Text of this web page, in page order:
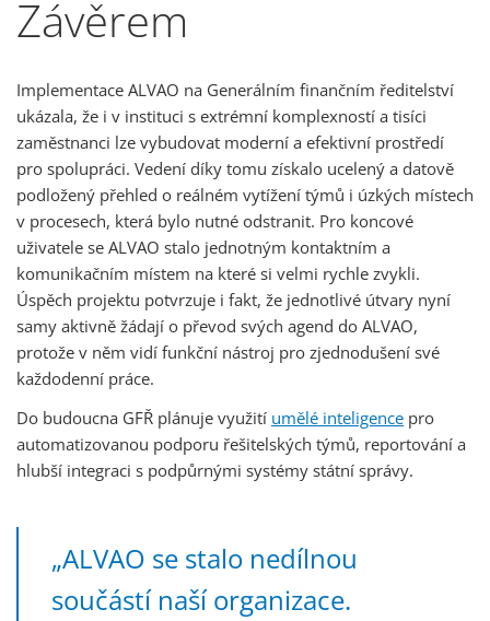
Závěrem
Implementace ALVAO na Generálním finančním ředitelství
ukázala, že i v instituci s extrémní komplexností a tisíci
zaměstnanci lze vybudovat moderní a efektivní prostředí
pro spolupráci. Vedení díky tomu získalo ucelený a datově
podložený přehled o reálném vytížení týmů i úzkých místech
v procesech, která bylo nutné odstranit. Pro koncové
uživatele se ALVAO stalo jednotným kontaktním a
komunikačním místem na které si velmi rychle zvykli.
Úspěch projektu potvrzuje i fakt, že jednotlivé útvary nyní
samy aktivně žádají o převod svých agend do ALVAO,
protože v něm vidí funkční nástroj pro zjednodušení své
každodenní práce.
Do budoucna GFŘ plánuje využití umělé inteligence pro
automatizovanou podporu řešitelských týmů, reportování a
hlubší integraci s podpůrnými systémy státní správy.
„ALVAO se stalo nedílnou
součástí naší organizace.